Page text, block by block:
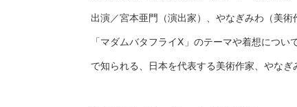
出演／宮本亜門（演出家）、やなぎみわ（美術
「マダムバタフライⅩ」のテーマや着想につ
で知られる、日本を代表する美術作家、やなぎ